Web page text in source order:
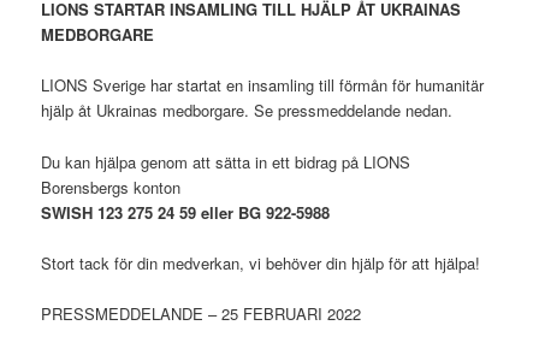
LIONS STARTAR INSAMLING TILL HJÄLP ÅT UKRAINAS
MEDBORGARE
LIONS Sverige har startat en insamling till förmån för humanitär
hjälp åt Ukrainas medborgare. Se pressmeddelande nedan.
Du kan hjälpa genom att sätta in ett bidrag på LIONS
Borensbergs konton
SWISH 123 275 24 59 eller BG 922-5988
Stort tack för din medverkan, vi behöver din hjälp för att hjälpa!
PRESSMEDDELANDE – 25 FEBRUARI 2022